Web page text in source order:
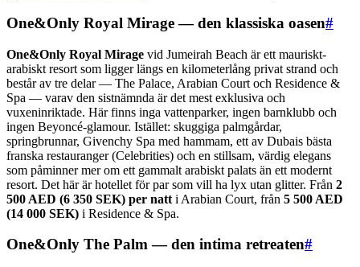
One&Only Royal Mirage — den klassiska oasen#
One&Only Royal Mirage vid Jumeirah Beach är ett mauriskt-
arabiskt resort som ligger längs en kilometerlång privat strand och
består av tre delar — The Palace, Arabian Court och Residence &
Spa — varav den sistnämnda är det mest exklusiva och
vuxeninriktade. Här finns inga vattenparker, ingen barnklubb och
ingen Beyoncé-glamour. Istället: skuggiga palmgårdar,
springbrunnar, Givenchy Spa med hammam, ett av Dubais bästa
franska restauranger (Celebrities) och en stillsam, värdig elegans
som påminner mer om ett gammalt arabiskt palats än ett modernt
resort. Det här är hotellet för par som vill ha lyx utan glitter. Från 2
500 AED (6 350 SEK) per natt i Arabian Court, från 5 500 AED
(14 000 SEK) i Residence & Spa.
One&Only The Palm — den intima retreaten#